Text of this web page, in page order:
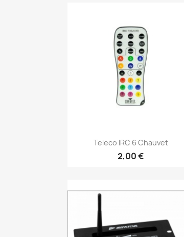
 Vorschau
Teleco IRC 6 Chauvet
2,00 €